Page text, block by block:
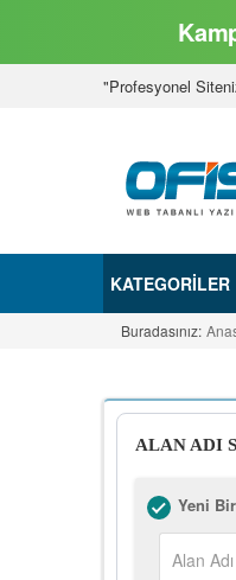
"Profesyonel
KATEGORILER
Buradasınız:
ALAN ADI
Yeni